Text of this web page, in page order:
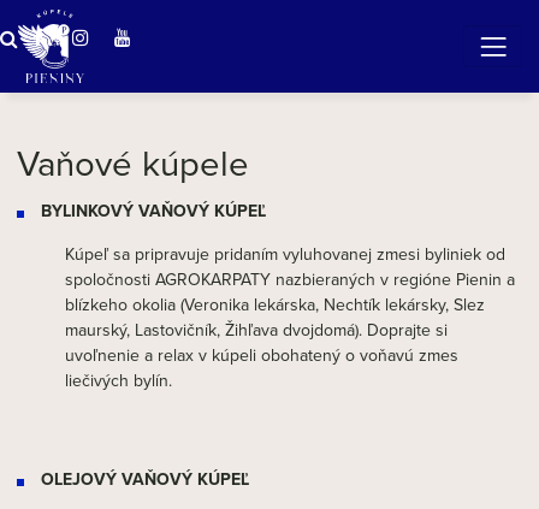
Vaňové kúpele
BYLINKOVÝ VAŇOVÝ KÚPEĽ
Kúpeľ sa pripravuje pridaním vyluhovanej zmesi byliniek od
spoločnosti AGROKARPATY nazbieraných v regióne Pienin a
blízkeho okolia (Veronika lekárska, Nechtík lekársky, Slez
maurský, Lastovičník, Žihľava dvojdomá). Doprajte si
uvoľnenie a relax v kúpeli obohatený o voňavú zmes
liečivých bylín.
OLEJOVÝ VAŇOVÝ KÚPEĽ